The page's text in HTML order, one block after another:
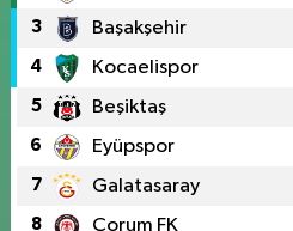
3 Başakşehir
4 Kocaelispor
5 Beşiktaş
6 Eyüpspor
7 Galatasaray
8 Çorum FK